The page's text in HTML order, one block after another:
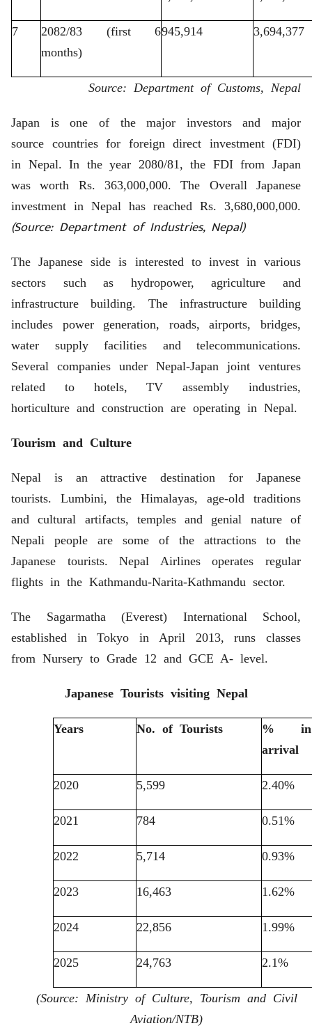
7
2082/83 (first 6
months)
945,914 3,694,377
Source: Department of Customs, Nepal
Japan is one of the major investors and major
source countries for foreign direct investment (FDI)
in Nepal. In the year 2080/81, the FDI from Japan
was worth Rs. 363,000,000. The Overall Japanese
investment in Nepal has reached Rs. 3,680,000,000.
(Source: Department of Industries, Nepal)
The Japanese side is interested to invest in various
sectors such as hydropower, agriculture and
infrastructure building. The infrastructure building
includes power generation, roads, airports, bridges,
water supply facilities and telecommunications.
Several companies under Nepal-Japan joint ventures
related to hotels, TV assembly industries,
horticulture and construction are operating in Nepal.
Tourism and Culture
Nepal is an attractive destination for Japanese
tourists. Lumbini, the Himalayas, age-old traditions
and cultural artifacts, temples and genial nature of
Nepali people are some of the attractions to the
Japanese tourists. Nepal Airlines operates regular
flights in the Kathmandu-Narita-Kathmandu sector.
The Sagarmatha (Everest) International School,
established in Tokyo in April 2013, runs classes
from Nursery to Grade 12 and GCE A- level.
Japanese Tourists visiting Nepal
Years No. of Tourists
%
arrival
2020 5,599 2.40%
2021 784 0.51%
2022 5,714 0.93%
2023 16,463 1.62%
2024 22,856 1.99%
2025 24,763 2.1%
(Source: Ministry of Culture, Tourism and Civil
Aviation/NTB)